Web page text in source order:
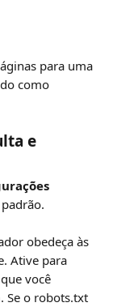
para uma
como
e
obedeça às
Ative para
você
Se o robots.txt